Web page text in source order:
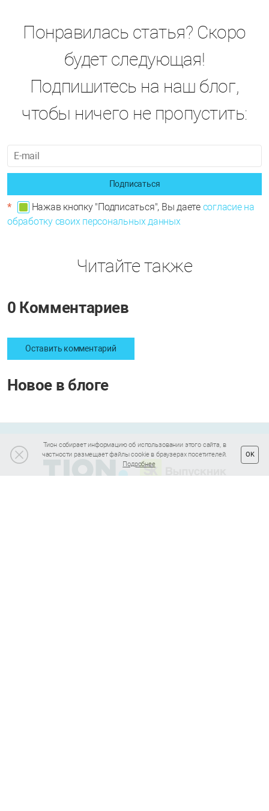
Понравилась статья? Скоро
будет следующая!
Подпишитесь на наш блог,
чтобы ничего не пропустить:
Подписаться
* Нажав кнопку "Подписаться", Вы даете согласие на
обработку своих персональных данных
Читайте также
0 Комментариев
Оставить комментарий
Новое в блоге
Тион собирает информацию об использовании этого сайта, в
частности размещает файлы cookie в браузерах посетителей.
Подробнее
OK